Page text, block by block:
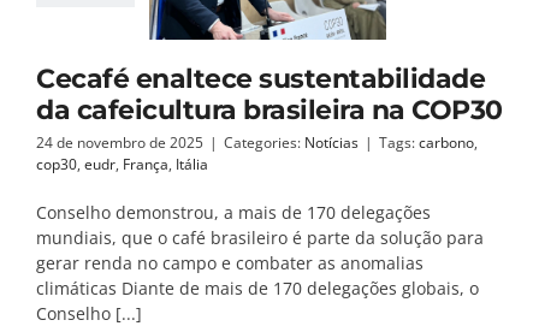
Cecafé enaltece sustentabilidade
da cafeicultura brasileira na COP30
24 de novembro de 2025 | Categories: Notícias | Tags:carbono,
cop30, eudr, França, Itália
Conselho demonstrou, a mais de 170 delegações
mundiais, que o café brasileiro é parte da solução para
gerar renda no campo e combater as anomalias
climáticas Diante de mais de 170 delegações globais, o
Conselho [...]